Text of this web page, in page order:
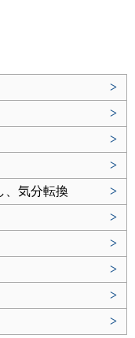
>
>
>
>
、気分転換
>
>
>
>
>
>